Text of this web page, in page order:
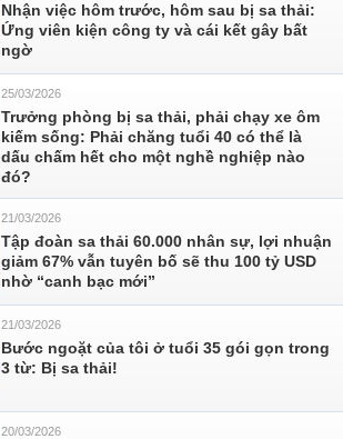
Nhận việc hôm trước, hôm sau bị sa thải:
Ứng viên kiện công ty và cái kết gây bất
ngờ
25/03/2026
Trưởng phòng bị sa thải, phải chạy xe ôm
kiếm sống: Phải chăng tuổi 40 có thể là
dấu chấm hết cho một nghề nghiệp nào
đó?
21/03/2026
Tập đoàn sa thải 60.000 nhân sự, lợi nhuận
giảm 67% vẫn tuyên bố sẽ thu 100 tỷ USD
nhờ “canh bạc mới”
21/03/2026
Bước ngoặt của tôi ở tuổi 35 gói gọn trong
3 từ: Bị sa thải!
20/03/2026